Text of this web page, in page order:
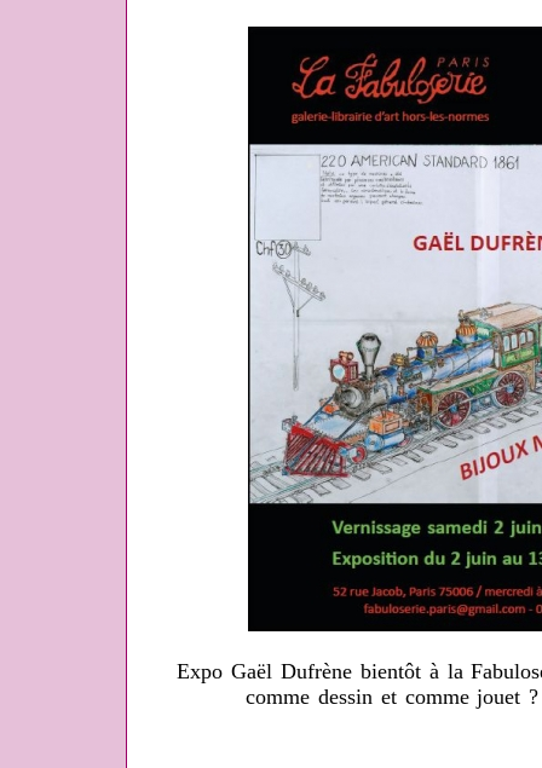
Expo Gaël Dufrène bientôt à la
comme dessin et comme jouet